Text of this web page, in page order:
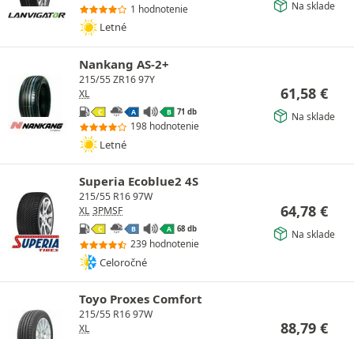
1 hodnotenie
Letné
Na sklade
Nankang AS-2+
215/55 ZR16 97Y
XL
C A B 71 db
198 hodnotenie
Letné
61,58 €
Na sklade
Superia Ecoblue2 4S
215/55 R16 97W
XL 3PMSF
C B A 68 db
239 hodnotenie
Celoročné
64,78 €
Na sklade
Toyo Proxes Comfort
215/55 R16 97W
XL
88,79 €